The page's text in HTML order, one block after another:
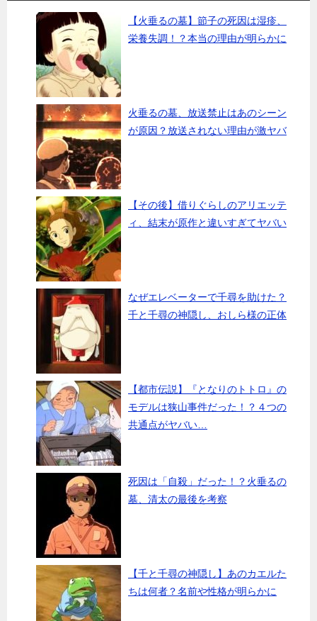
【火垂るの墓】節子の死因は湿疹、
栄養失調！？本当の理由が明らかに
火垂るの墓、放送禁止はあのシーン
が原因？放送されない理由が激ヤバ
【その後】借りぐらしのアリエッテ
ィ、結末が原作と違いすぎてヤバい
なぜエレベーターで千尋を助けた？
千と千尋の神隠し、おしら様の正体
【都市伝説】『となりのトトロ』の
モデルは狭山事件だった！？４つの
共通点がヤバい…
死因は「自殺」だった！？火垂るの
墓、清太の最後を考察
【千と千尋の神隠し】あのカエルた
ちは何者？名前や性格が明らかに